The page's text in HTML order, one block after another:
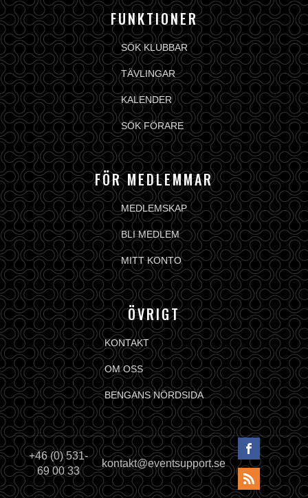
FUNKTIONER
SÖK KLUBBAR
TÄVLINGAR
KALENDER
SÖK FÖRARE
FÖR MEDLEMMAR
MEDLEMSKAP
BLI MEDLEM
MITT KONTO
ÖVRIGT
KONTAKT
OM OSS
BENGANS NÖRDSIDA
+46 (0) 531-
69 00 33
kontakt@eventsupport.se